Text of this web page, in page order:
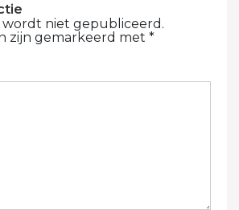
wordt niet gepubliceerd.
zijn gemarkeerd met *